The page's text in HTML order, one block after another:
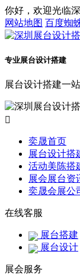
你好，欢迎光临
网站地图 百度蜘
专业展台设计搭建
展台设计搭建一

奕晟首页
展台设计搭
活动美陈搭
展会展台资
奕晟会展公
在线客服
展台搭建
展台设计
展会服务